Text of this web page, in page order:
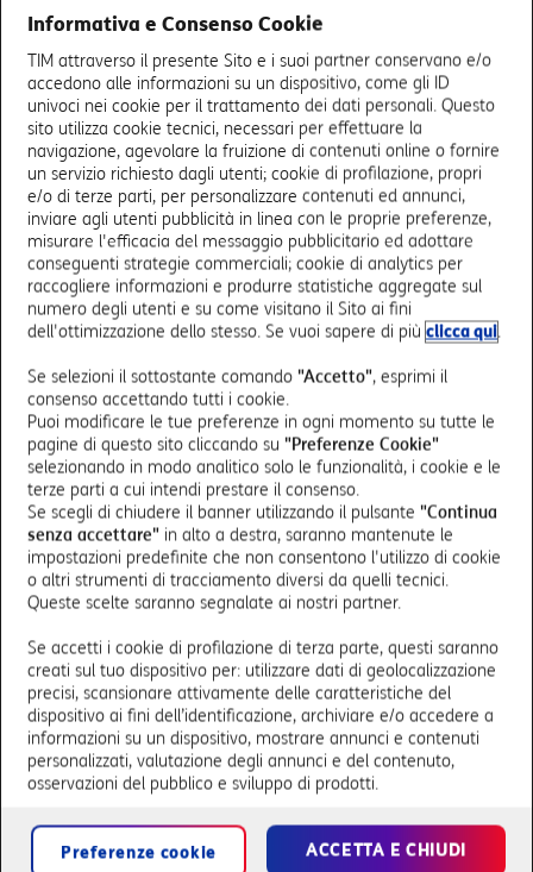
un’industria che si occupa di produzione e smistamento
di prodotti legati al mondo Oil&Gas. Questo delicato
processo avviene attraverso l’uso disensorie di
personale on-fieldche trasmettono i dati alla
piattaforma per il monitoraggio e l’elaborazione in tempo
realedei dati raccolti. Le tecniche predittive e la Data
Analysis tracciano le prestazioni degli impianti durante il
normale funzionamento, individuando e risolvendo
eventuali anomalie, prima che diano luogo ad avarie. In
particolare, ilsoftwareche raccoglie i dati provenienti
dagli apparecchi IoT in campo, analizza nello specifico:
le vibrazioni delle turbine;
il monitoraggio acustico e ultrasonico;
le perdite o la presenza di fluidi contenenti glicole.
Il sistema consente l’acquisizione e l’invio di dati verso
sistemi di storage ed elaborazione, distribuiti e/o
centralizzati, secondo protocolli standard e best practices
del settore. Tutti i sistemi di monitoraggio vengono
alimentati dapannelli solari.
RICHIEDI CONTATTO
Le caratteristiche di Monitoring
Plant – Smart Pipeline
Informativa e Consenso Cookie
TIM attraverso il presente Sito e i suoi partner conservano e/o
accedono alle informazioni su un dispositivo, come gli ID
univoci nei cookie per il trattamento dei dati personali. Questo
sito utilizza cookie tecnici, necessari per effettuare la
navigazione, agevolare la fruizione di contenuti online o fornire
un servizio richiesto dagli utenti; cookie di profilazione, propri
e/o di terze parti, per personalizzare contenuti ed annunci,
inviare agli utenti pubblicità in linea con le proprie preferenze,
misurare l'efficacia del messaggio pubblicitario ed adottare
conseguenti strategie commerciali; cookie di analytics per
raccogliere informazioni e produrre statistiche aggregate sul
numero degli utenti e su come visitano il Sito ai fini
dell'ottimizzazione dello stesso. Se vuoi sapere di più clicca qui.
Se selezioni il sottostante comando "Accetto", esprimi il
consenso accettando tutti i cookie.
Puoi modificare le tue preferenze in ogni momento su tutte le
pagine di questo sito cliccando su "Preferenze Cookie"
selezionando in modo analitico solo le funzionalità, i cookie e le
terze parti a cui intendi prestare il consenso.
Se scegli di chiudere il banner utilizzando il pulsante "Continua
senza accettare" in alto a destra, saranno mantenute le
impostazioni predefinite che non consentono l'utilizzo di cookie
o altri strumenti di tracciamento diversi da quelli tecnici.
Queste scelte saranno segnalate ai nostri partner.
Se accetti i cookie di profilazione di terza parte, questi saranno
creati sul tuo dispositivo per: utilizzare dati di geolocalizzazione
precisi, scansionare attivamente delle caratteristiche del
dispositivo ai fini dell’identificazione, archiviare e/o accedere a
informazioni su un dispositivo, mostrare annunci e contenuti
personalizzati, valutazione degli annunci e del contenuto,
osservazioni del pubblico e sviluppo di prodotti.
Preferenze cookie ACCETTA E CHIUDI